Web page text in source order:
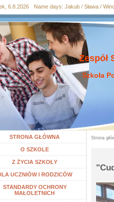
6.8.2026 Name days: Jakub / Sława /
Zespół
Szkoła
STRONA GŁÓWNA
Rozwiń menu
O SZKOLE
Rozwiń menu
Z ŻYCIA SZKOŁY
menu
UCZNIÓW I RODZICÓW
STANDARDY OCHRONY
MAŁOLETNICH
Strona